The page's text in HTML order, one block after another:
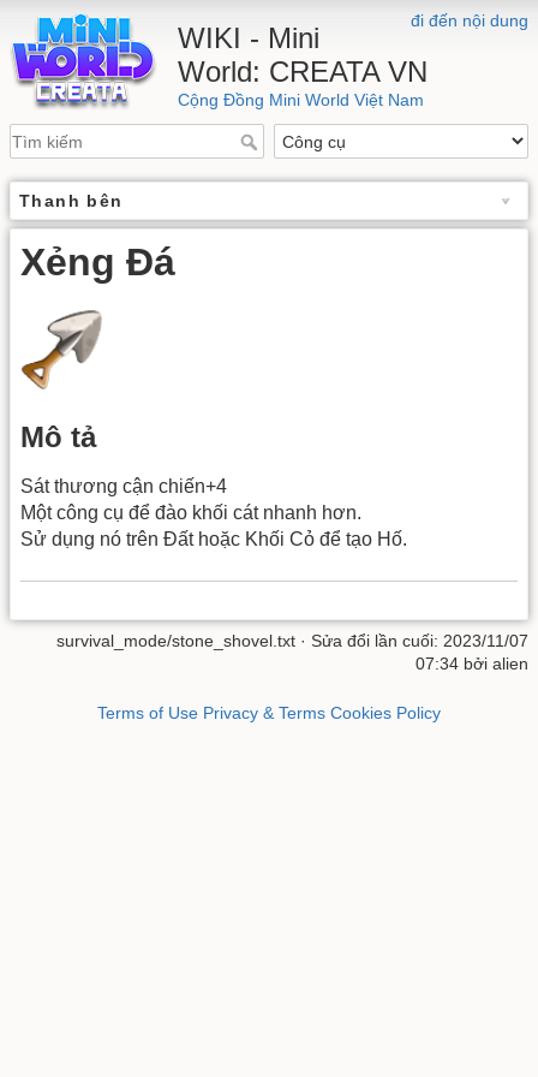
đi đến nội dung
WIKI - Mini
World: CREATA VN
Cộng Đồng Mini World Việt Nam
Thanh bên
Xẻng Đá
Mô tả
Sát thương cận chiến+4
Một công cụ để đào khối cát nhanh hơn.
Sử dụng nó trên Đất hoặc Khối Cỏ để tạo Hố.
survival_mode/stone_shovel.txt · Sửa đổi lần cuối: 2023/11/07
07:34 bởi alien
Terms of Use Privacy & Terms Cookies Policy